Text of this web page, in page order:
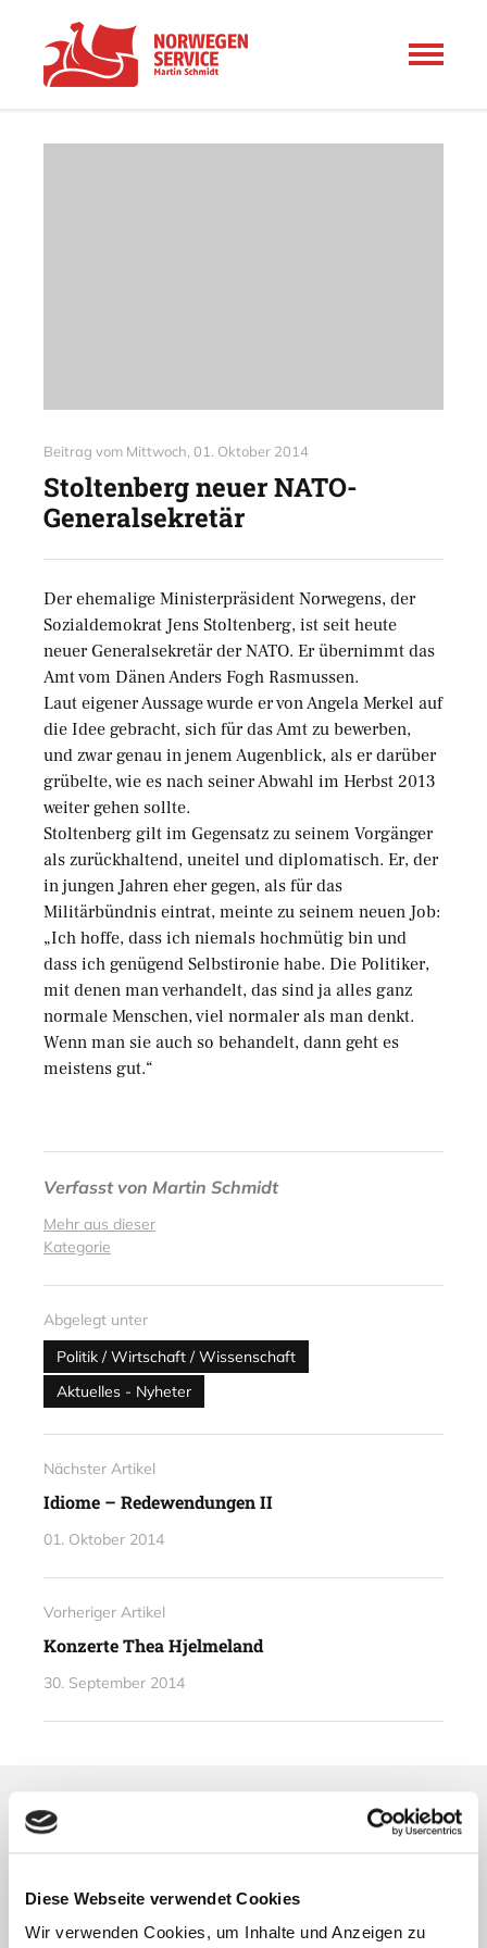
Diese Webseite verwendet Cookies
Wir verwenden Cookies, um Inhalte und Anzeigen zu
Beitrag vom Mittwoch, 01. Oktober 2014
Stoltenberg neuer NATO-
Generalsekretär
Der ehemalige Ministerpräsident Norwegens, der
Sozialdemokrat Jens Stoltenberg, ist seit heute
neuer Generalsekretär der NATO. Er übernimmt das
Amt vom Dänen Anders Fogh Rasmussen.
Laut eigener Aussage wurde er von Angela Merkel auf
die Idee gebracht, sich für das Amt zu bewerben,
und zwar genau in jenem Augenblick, als er darüber
grübelte, wie es nach seiner Abwahl im Herbst 2013
weiter gehen sollte.
Stoltenberg gilt im Gegensatz zu seinem Vorgänger
als zurückhaltend, uneitel und diplomatisch. Er, der
in jungen Jahren eher gegen, als für das
Militärbündnis eintrat, meinte zu seinem neuen Job:
„Ich hoffe, dass ich niemals hochmütig bin und
dass ich genügend Selbstironie habe. Die Politiker,
mit denen man verhandelt, das sind ja alles ganz
normale Menschen, viel normaler als man denkt.
Wenn man sie auch so behandelt, dann geht es
meistens gut.“
Verfasst von Martin Schmidt
Mehr aus dieser
Kategorie
Abgelegt unter
Politik / Wirtschaft / Wissenschaft
Aktuelles - Nyheter
Nächster Artikel
Idiome – Redewendungen II
01. Oktober 2014
Vorheriger Artikel
Konzerte Thea Hjelmeland
30. September 2014
Lesetipps
UNSERE EMPFEHLUNGEN